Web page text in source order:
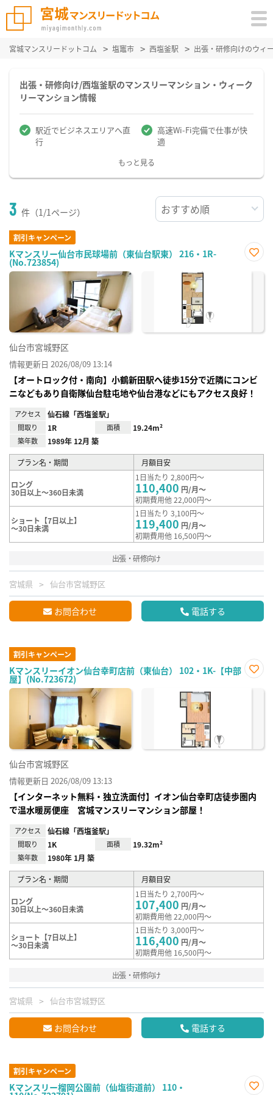
宮城マンスリードットコム 塩竈市 西塩釜駅 出張・研修向けのウィ
出張・研修向け/西塩釜駅のマンスリーマンション・ウィーク
リーマンション情報
駅近でビジネスエリアへ直
行
高速Wi-Fi完備で仕事が快
適
もっと見る
3 件（1/1ページ）
割引キャンペーン
Kマンスリー仙台市民球場前（東仙台駅東） 216・1R-
(No.723854)
に入
仙台市宮城野区
情報更新日 2026/08/09 13:14
【オートロック付・南向】小鶴新田駅へ徒歩15分で近隣にコンビ
ニなどもあり自衛隊仙台駐屯地や仙台港などにもアクセス良好！
アクセス 仙石線「西塩釜駅」
間取り 1R 面積 19.24m²
築年数 1989年 12月 築
プラン名・期間 月額目安
ロング
30日以上～360日未満
1日当たり 2,800円～
110,400 円/月～
初期費用他 22,000円～
ショート【7日以上】
～30日未満
1日当たり 3,100円～
119,400 円/月～
初期費用他 16,500円～
出張・研修向け
宮城県 仙台市宮城野区
お問合わせ 電話する
割引キャンペーン
Kマンスリーイオン仙台幸町店前（東仙台） 102・1K-【中部
屋】(No.723672)
に入
仙台市宮城野区
情報更新日 2026/08/09 13:13
【インターネット無料・独立洗面付】イオン仙台幸町店徒歩圏内
で温水暖房便座 宮城マンスリーマンション部屋！
アクセス 仙石線「西塩釜駅」
間取り 1K 面積 19.32m²
築年数 1980年 1月 築
プラン名・期間 月額目安
ロング
30日以上～360日未満
1日当たり 2,700円～
107,400 円/月～
初期費用他 22,000円～
ショート【7日以上】
～30日未満
1日当たり 3,000円～
116,400 円/月～
初期費用他 16,500円～
出張・研修向け
宮城県 仙台市宮城野区
お問合わせ 電話する
割引キャンペーン
Kマンスリー榴岡公園前（仙塩街道前） 110・